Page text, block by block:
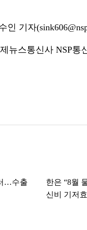
인 기자
뉴스통신사 NSP통
…수출
한은 “8월
신비 기저